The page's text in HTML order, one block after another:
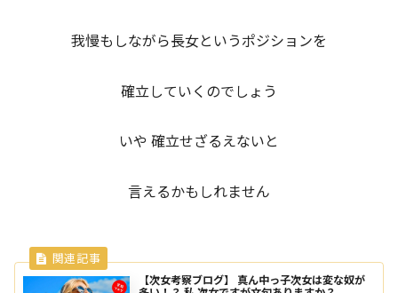
我慢もしながら長女というポジションを
確立していくのでしょう
いや 確立せざるえないと
言えるかもしれません
【次女考察ブログ】 真ん中っ子次女は変な奴が